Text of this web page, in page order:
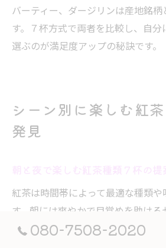
バーティー、ダージリンは産地銘
す。７杯方式で両者を比較し、自
選ぶのが満足度アップの秘訣です。
シーン別に楽しむ紅
発見
紅茶は時間帯によって最適な種類
す。朝には爽やかで目覚めを助ける
ン、夜にはリラックスできるアッサ
080-7508-2020